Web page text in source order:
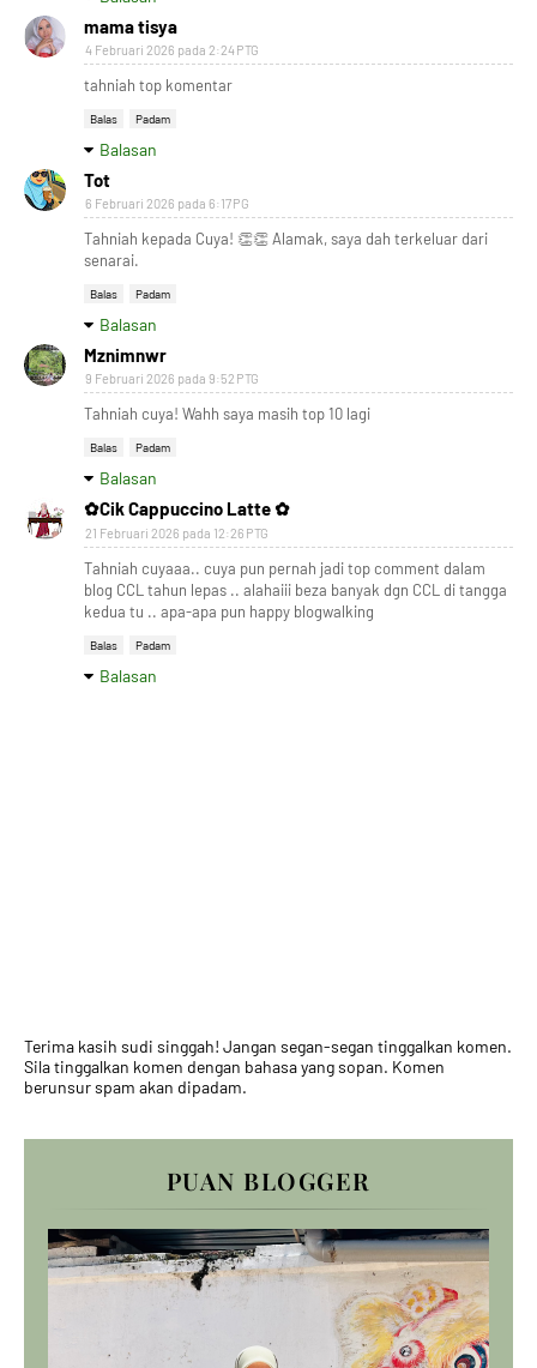
mama tisya
4 Februari 2026 pada 2:24 PTG
tahniah top komentar
Balas Padam
Balasan
Tot
6 Februari 2026 pada 6:17 PG
Tahniah kepada Cuya! 👏👏 Alamak, saya dah terkeluar dari
senarai.
Balas Padam
Balasan
Mznimnwr
9 Februari 2026 pada 9:52 PTG
Tahniah cuya! Wahh saya masih top 10 lagi
Balas Padam
Balasan
✿Cik Cappuccino Latte ✿
21 Februari 2026 pada 12:26 PTG
Tahniah cuyaaa.. cuya pun pernah jadi top comment dalam
blog CCL tahun lepas .. alahaiii beza banyak dgn CCL di tangga
kedua tu .. apa-apa pun happy blogwalking
Balas Padam
Balasan
Terima kasih sudi singgah! Jangan segan-segan tinggalkan komen.
Sila tinggalkan komen dengan bahasa yang sopan. Komen
berunsur spam akan dipadam.
PUAN BLOGGER